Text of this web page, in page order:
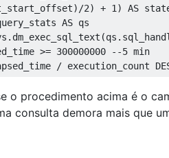
)/2) + 1 ) AS
AS qs
. dm_exec_sql_text (qs .
>= 300000000
--5 min
/ execution_count
o procedimento acima é o
consulta demora mais que